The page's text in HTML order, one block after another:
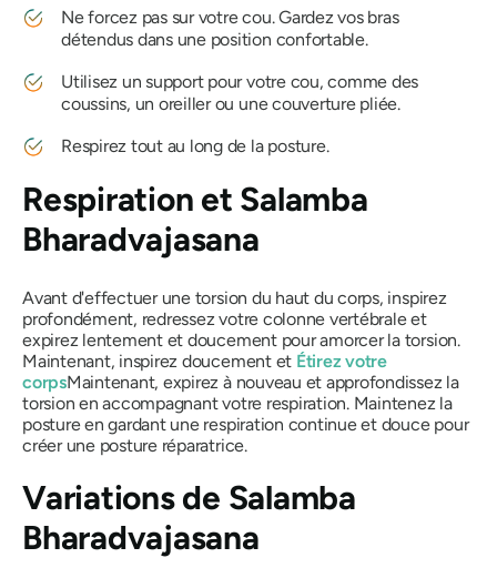
Ne forcez pas sur votre cou. Gardez vos bras
détendus dans une position confortable.
Utilisez un support pour votre cou, comme des
coussins, un oreiller ou une couverture pliée.
Respirez tout au long de la posture.
Respiration et Salamba
Bharadvajasana
Avant d'effectuer une torsion du haut du corps, inspirez
profondément, redressez votre colonne vertébrale et
expirez lentement et doucement pour amorcer la torsion.
Maintenant, inspirez doucement et Étirez votre
corpsMaintenant, expirez à nouveau et approfondissez la
torsion en accompagnant votre respiration. Maintenez la
posture en gardant une respiration continue et douce pour
créer une posture réparatrice.
Variationsde Salamba
Bharadvajasana